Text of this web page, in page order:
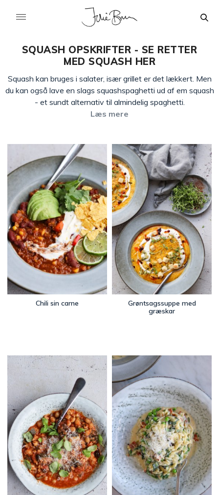
SQUASH OPSKRIFTER - SE RETTER
MED SQUASH HER
Squash kan bruges i salater, især grillet er det lækkert. Men
du kan også lave en slags squashspaghetti ud af em squash
- et sundt alternativ til almindelig spaghetti.
Læs mere
Chili sin carne
Grøntsagssuppe med
græskar